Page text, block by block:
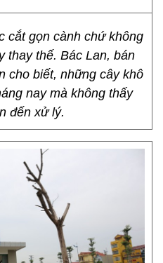
cắt gọn cành chứ không
thay thế. Bác Lan, bán
cho biết, những cây khô
nay mà không thấy
đến xử lý.